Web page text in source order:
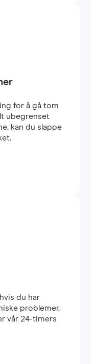
for å gå tom
ubegrenset
kan du slappe
du har
problemer,
vår 24-timers